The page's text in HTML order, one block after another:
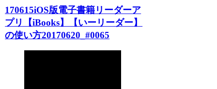
170615iOS版電子書籍リーダーア
プリ【iBooks】【いーリーダー】
の使い方20170620_#0065